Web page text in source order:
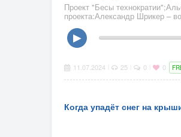
Проект "Бесы
проекта:Александр Шрикер –
Назаренко – гитара, синтезато
▶
11.07.2024 25 0 0
Когда упадёт снег на